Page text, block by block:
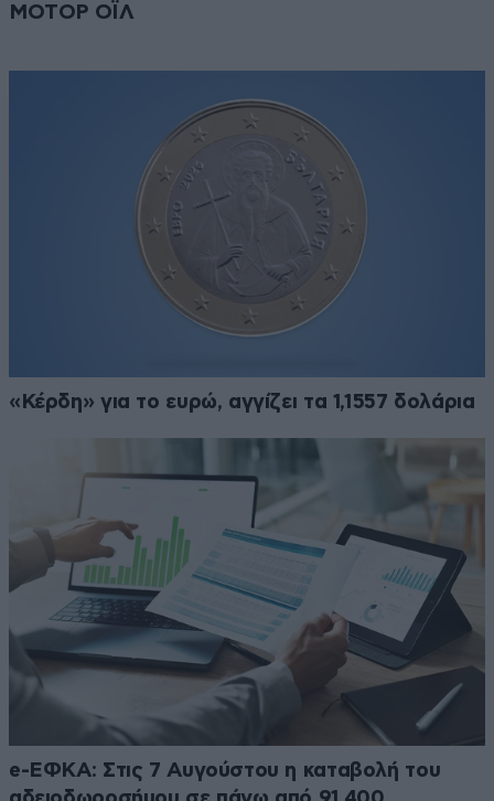
ΜΟΤΟΡ ΟΪΛ
«Κέρδη» για το ευρώ, αγγίζει τα 1,1557 δολάρια
e-ΕΦΚΑ: Στις 7 Αυγούστου η καταβολή του